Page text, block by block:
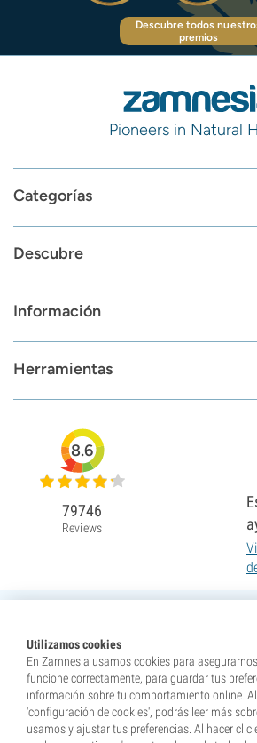
Descubre todos
premios
Pioneers in Natural
Categorías
Descubre
Información
Herramientas
Utilizamos cookies
En Zamnesia usamos cookies para
funcione correctamente, para guardar tus
información sobre tu comportamiento online.
'configuración de cookies', podrás leer más
usamos y ajustar tus preferencias. Al hacer clic
8.6
79746
Reviews